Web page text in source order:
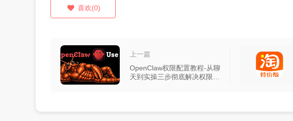
喜欢(0)
上一篇
OpenClaw权限配置教程-从聊
天到实操三步彻底解决权限受